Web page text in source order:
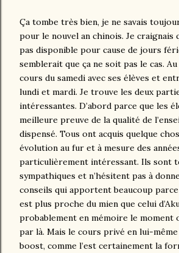
Ça tombe très bien, je ne savais
pour le nouvel an chinois. Je craignais
pas disponible pour cause de jours
semblerait que ça ne soit pas le cas.
cours du samedi avec ses élèves et
lundi et mardi. Je trouve les deux
intéressantes. D’abord parce que les
meilleure preuve de la qualité de
dispensé. Tous ont acquis quelque
évolution au fur et à mesure des
particulièrement intéressant. Ils sont
sympathiques et n’hésitent pas à
conseils qui apportent beaucoup
est plus proche du mien que celui
probablement en mémoire le moment
par là. Mais le cours privé en lui-
boost, comme l’est certainement la